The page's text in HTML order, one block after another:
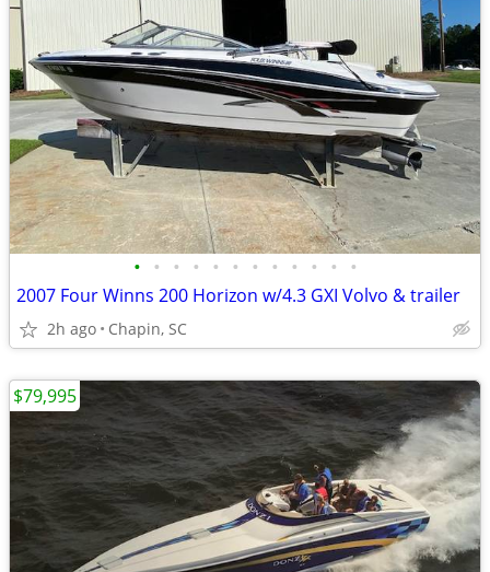
• • • • • • • • • • • •
2007 Four Winns 200 Horizon w/4.3 GXI Volvo & trailer
2h ago Chapin, SC
$79,995